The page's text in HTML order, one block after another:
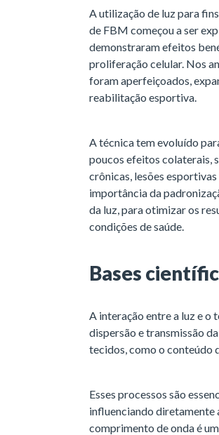
A utilização de luz para
de FBM começou a ser
demonstraram efeitos
proliferação celular. Nos
foram aperfeiçoados,
reabilitação esportiva.
A técnica tem evoluído
poucos efeitos colaterais,
crônicas, lesões
importância da
da luz, para otimizar os
condições de saúde.
Bases
A interação entre a luz e o
dispersão e transmissão
tecidos, como o conteúdo
Esses processos são
influenciando diretamente
comprimento de onda é